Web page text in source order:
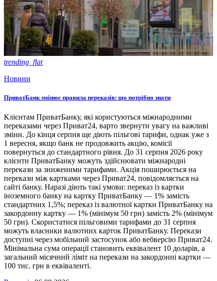
trending_flat
Новини
ПриватБанк змінює правила переказів: що потрібно знати
Клієнтам ПриватБанку, які користуються міжнародними
переказами через Приват24, варто звернути увагу на важливі
зміни. До кінця серпня ще діють пільгові тарифи, однак уже з
1 вересня, якщо банк не продовжить акцію, комісії
повернуться до стандартного рівня. До 31 серпня 2026 року
клієнти ПриватБанку можуть здійснювати міжнародні
перекази за зниженими тарифами. Акція поширюється на
перекази між картками через Приват24, повідомляється на
сайті банку. Наразі діють такі умови: переказ із картки
іноземного банку на картку ПриватБанку — 1% замість
стандартних 1,5%; переказ із валютної картки ПриватБанку на
закордонну картку — 1% (мінімум 50 грн) замість 2% (мінімум
50 грн). Скористатися пільговими тарифами до 31 серпня
можуть власники валютних карток ПриватБанку. Перекази
доступні через мобільний застосунок або вебверсію Приват24.
Мінімальна сума операції становить еквівалент 10 доларів, а
загальний місячний ліміт на перекази на закордонні картки —
100 тис. грн в еквіваленті.